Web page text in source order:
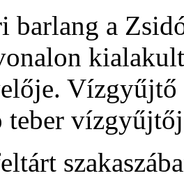
barlang a
Vízgyűjtő
teber